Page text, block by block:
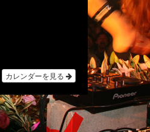
カレンダーを見る